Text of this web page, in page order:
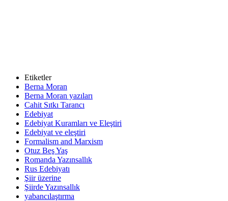
Etiketler
Berna Moran
Berna Moran yazıları
Cahit Sıtkı Tarancı
Edebiyat
Edebiyat Kuramları ve Eleştiri
Edebiyat ve eleştiri
Formalism and Marxism
Otuz Beş Yaş
Romanda Yazınsallık
Rus Edebiyatı
Şiir üzerine
Şiirde Yazınsallık
yabancılaştırma